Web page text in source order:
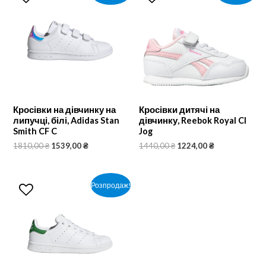
Кросівки на дівчинку на
липучці, білі, Adidas Stan
Smith CF C
1810,00₴ 1539,00₴
Кросівки дитячі на
дівчинку, Reebok Royal Cl
Jog
1440,00₴ 1224,00₴
Розпродаж!